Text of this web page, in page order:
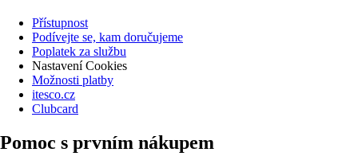
Přístupnost
Podívejte se, kam doručujeme
Poplatek za službu
Nastavení Cookies
Možnosti platby
itesco.cz
Clubcard
Pomoc s prvním nákupem